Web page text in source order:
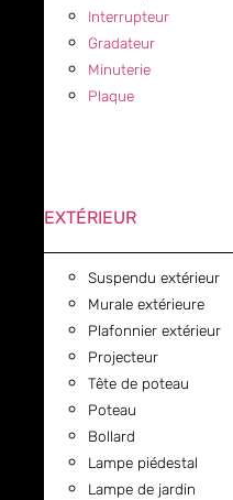
Interrupteur
Gradateur
Minuterie
Plaque
EXTÉRIEUR
Suspendu extérieur
Murale extérieure
Plafonnier extérieur
Projecteur
Tête de poteau
Poteau
Bollard
Lampe piédestal
Lampe de jardin